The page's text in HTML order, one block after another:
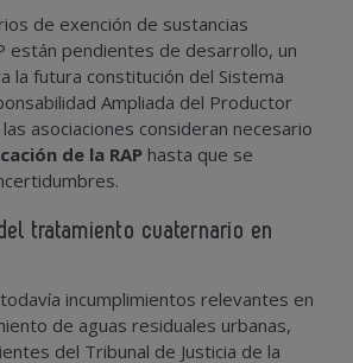
de exención de sustancias
están pendientes de desarrollo, un
la futura constitución del Sistema
Ampliada del Productor
las asociaciones consideran necesario
de la RAP hasta que se
tratamiento cuaternario en
incumplimientos relevantes en
de aguas residuales urbanas,
del Tribunal de Justicia de la